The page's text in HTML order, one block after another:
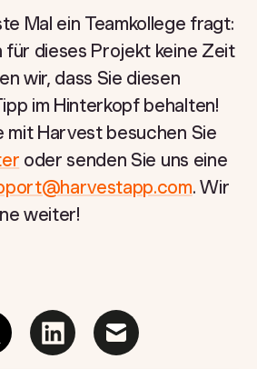
Mal ein Teamkollege fragt:
für dieses Projekt keine Zeit
wir, dass Sie diesen
im Hinterkopf behalten!
mit Harvest besuchen Sie
oder senden Sie uns eine
. Wir
weiter!